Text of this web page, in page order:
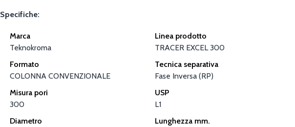
Specifiche:
Marca
Teknokroma
Linea prodotto
TRACER EXCEL 300
Formato
COLONNA CONVENZIONALE
Tecnica separativa
Fase Inversa (RP)
Misura pori
300
USP
L1
Diametro
Lunghezza mm.